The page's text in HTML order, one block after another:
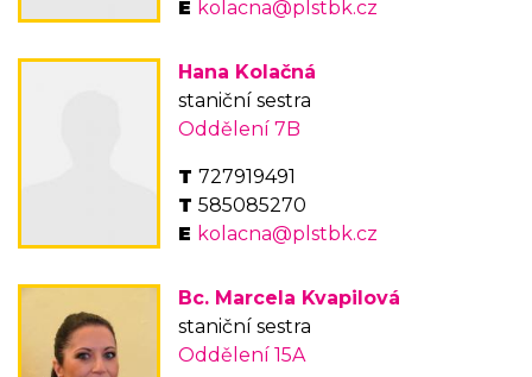
kolacna@plstbk.cz
Hana Kolačná
staniční sestra
Oddělení 7B
727919491
585085270
kolacna@plstbk.cz
Bc. Marcela Kvapilová
staniční sestra
Oddělení 15A